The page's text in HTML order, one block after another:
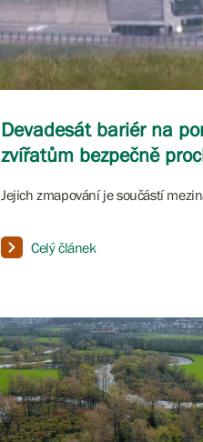
Devadesát bariér na
zvířatům bezpečně
Jejich zmapování je součástí
Celý článek